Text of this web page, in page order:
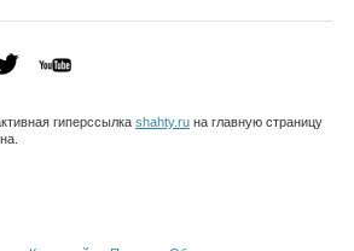
гиперссылка shahty.ruна главную страницу